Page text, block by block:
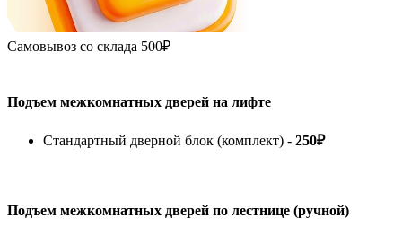
Самовывоз со склада 500₽
Подъем межкомнатных дверей на лифте
Стандартный дверной блок (комплект) - 250₽
Подъем межкомнатных дверей по лестнице (ручной)